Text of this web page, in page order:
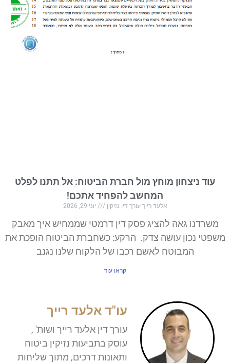
עוד ניצחון מוחץ מול חברת הביטוח: אל תתנו לפלט
המחשב להפחיד אתכם!
אלעד רייך עורך דין נזיקין יוני 29, 2026
משרדנו גאה להציג פסק דין דרמטי שממחיש איך מאבק
משפטי נכון עושה צדק. הרקע: כשחברת הביטוח הופכת את
המבוטח לאשם רכבו של הלקוח שלנו נגנב
קראו עוד
עו"ד אלעד רייך
עורך דין אלעד רייך ושות' ,
עוסק בתביעות נזיקין ביטוח
ותאונות דרכים, מתוך שליחות